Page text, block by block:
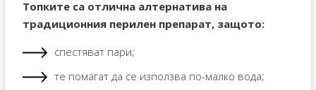
Топките са отлична алтернатива на
традиционния перилен препарат, защото:
спестяват пари;
те помагат да се използва по-малко вода;